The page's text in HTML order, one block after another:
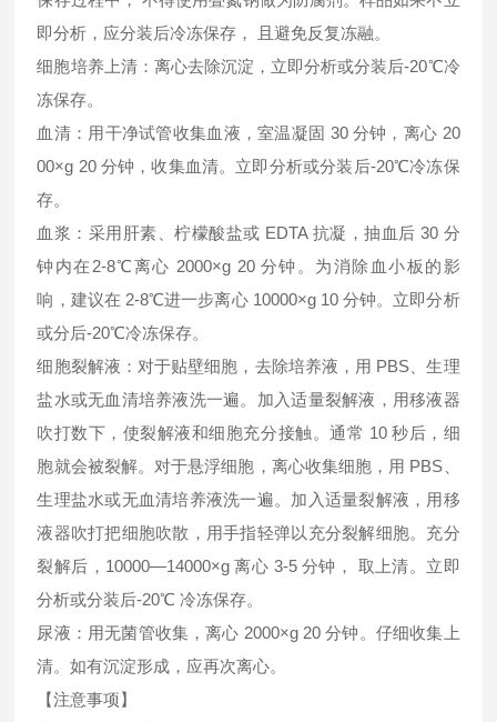
即分析，应分装后冷冻保存， 且避免反复冻融。
细胞培养上清：离心去除沉淀，立即分析或分装后-20℃冷
冻保存。
血清：用干净试管收集血液，室温凝固 30 分钟，离心 20
00×g 20 分钟，收集血清。立即分析或分装后-20℃冷冻保
存。
血浆：采用肝素、柠檬酸盐或 EDTA 抗凝，抽血后 30 分
钟内在2-8℃离心 2000×g 20 分钟。为消除血小板的影
响，建议在 2-8℃进一步离心 10000×g 10 分钟。立即分析
或分后-20℃冷冻保存。
细胞裂解液：对于贴壁细胞，去除培养液，用 PBS、生理
盐水或无血清培养液洗一遍。加入适量裂解液，用移液器
吹打数下，使裂解液和细胞充分接触。通常 10 秒后，细
胞就会被裂解。对于悬浮细胞，离心收集细胞，用 PBS、
生理盐水或无血清培养液洗一遍。加入适量裂解液，用移
液器吹打把细胞吹散，用手指轻弹以充分裂解细胞。充分
裂解后，10000—14000×g 离心 3-5 分钟， 取上清。立即
分析或分装后-20℃ 冷冻保存。
尿液：用无菌管收集，离心 2000×g 20 分钟。仔细收集上
清。如有沉淀形成，应再次离心。
【注意事项】